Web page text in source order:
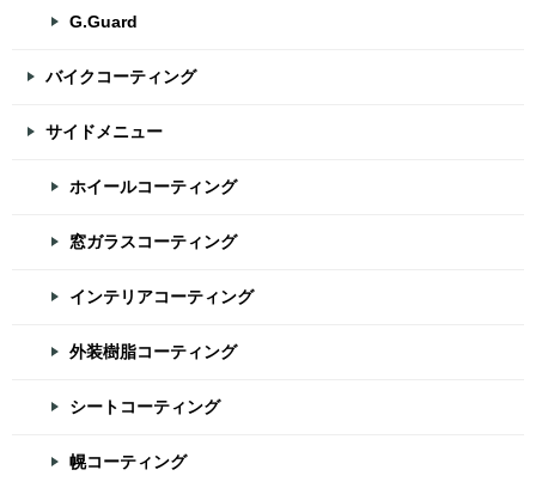
G.Guard
バイクコーティング
サイドメニュー
ホイールコーティング
窓ガラスコーティング
インテリアコーティング
外装樹脂コーティング
シートコーティング
幌コーティング